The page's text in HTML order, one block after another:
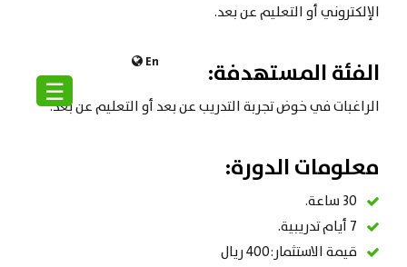
En
☰
الإلكتروني أو التعليم عن بعد.
الفئة المستهدفة:
الراغبات في خوض تجربة التدريب عن بعد أو التعليم عن بعد.
معلومات الدورة:
30 ساعة.
7 أيام تدريبية.
قيمة الاستثمار:400 ريال